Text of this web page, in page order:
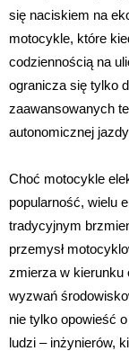
się naciskiem na
motocykle, które
codziennością na
ogranicza się tylko
zaawansowanych
autonomicznej
Choć motocykle
popularność, wielu
tradycyjnym
przemysł
zmierza w kierunku
wyzwań
nie tylko opowieść
ludzi – inżynierów,